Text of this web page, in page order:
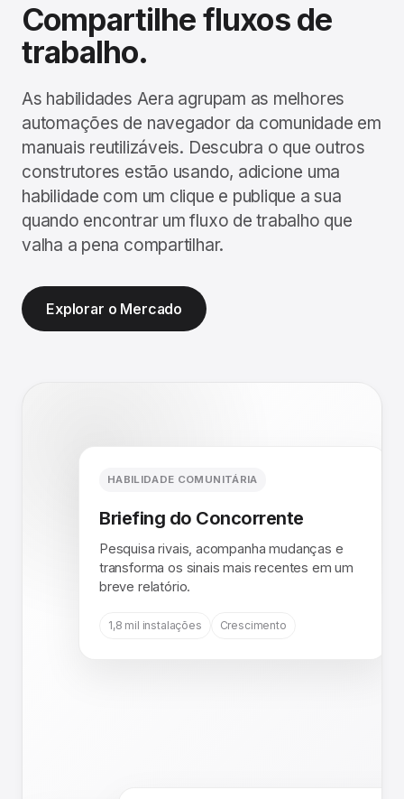
Compartilhe fluxos de
trabalho.
As habilidades Aera agrupam as melhores
automações de navegador da comunidade em
manuais reutilizáveis. Descubra o que outros
construtores estão usando, adicione uma
habilidade com um clique e publique a sua
quando encontrar um fluxo de trabalho que
valha a pena compartilhar.
Explorar o Mercado
HABILIDADE COMUNITÁRIA
Briefing do Concorrente
Pesquisa rivais, acompanha mudanças e
transforma os sinais mais recentes em um
breve relatório.
1,8 mil instalações Crescimento